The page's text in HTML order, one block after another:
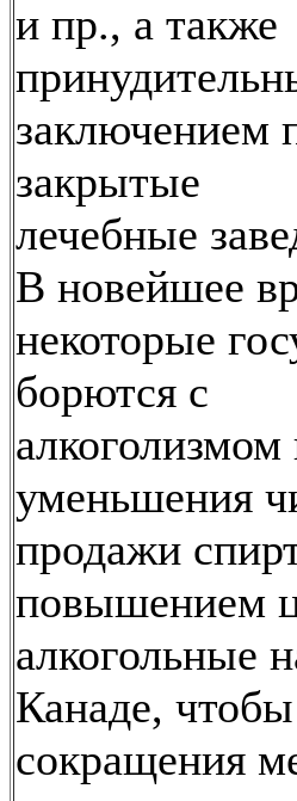
и пр., а также
заключением
закрытые
лечебные
В новейшее
некоторые
борются с
уменьшения
продажи
повышением
алкогольные
Канаде,
сокращения